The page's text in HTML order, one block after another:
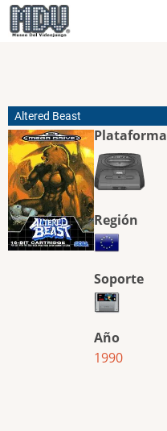
Pasar
al
Altered Beast
Plataforma
Región
Soporte
Año
1990